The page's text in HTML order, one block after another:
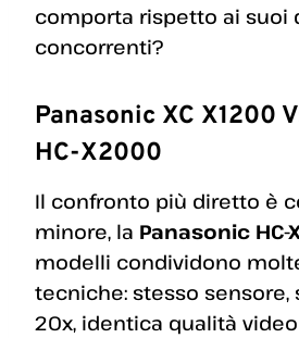
comporta rispetto ai suoi
concorrenti?
Panasonic XC X1200
HC-X2000
Il confronto più diretto è
minore, la Panasonic HC-
modelli condividono
tecniche: stesso sensore,
20x, identica qualità video